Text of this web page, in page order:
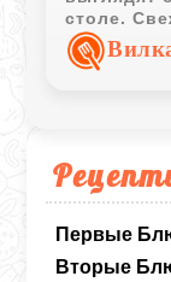
Первые
Вторые
столе.
нотка и
эту